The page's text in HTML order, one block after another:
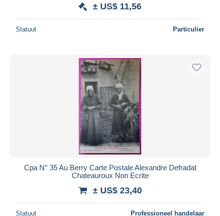
± US$ 11,56
Statuut Particulier
Cpa N° 35 Au Berry Carte Postale Alexandre Defradat
Chateauroux Non Ecrite
± US$ 23,40
Statuut Professioneel handelaar